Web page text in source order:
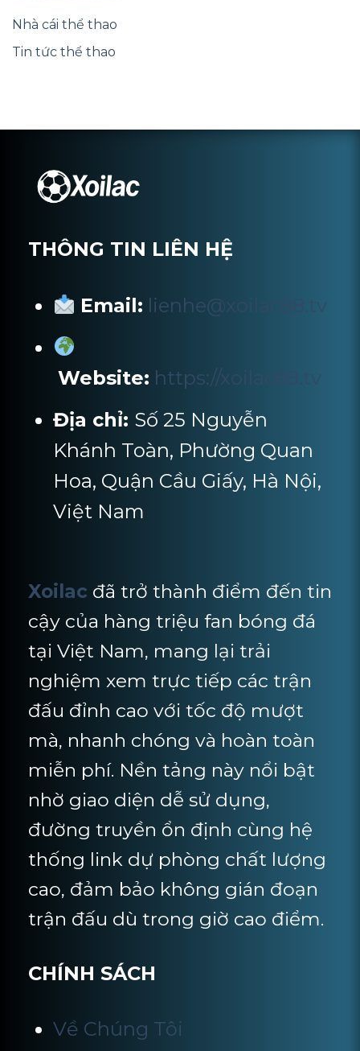
Nhà cái thể thao
Tin tức thể thao
THÔNG TIN LIÊN HỆ
Email: lienhe@xoilac88.tv
Website: https://xoilac88.tv
Địa chỉ: Số 25 Nguyễn
Khánh Toàn, Phường Quan
Hoa, Quận Cầu Giấy, Hà Nội,
Việt Nam
Xoilac đã trở thành điểm đến tin
cậy của hàng triệu fan bóng đá
tại Việt Nam, mang lại trải
nghiệm xem trực tiếp các trận
đấu đỉnh cao với tốc độ mượt
mà, nhanh chóng và hoàn toàn
miễn phí. Nền tảng này nổi bật
nhờ giao diện dễ sử dụng,
đường truyền ổn định cùng hệ
thống link dự phòng chất lượng
cao, đảm bảo không gián đoạn
trận đấu dù trong giờ cao điểm.
CHÍNH SÁCH
Về Chúng Tôi